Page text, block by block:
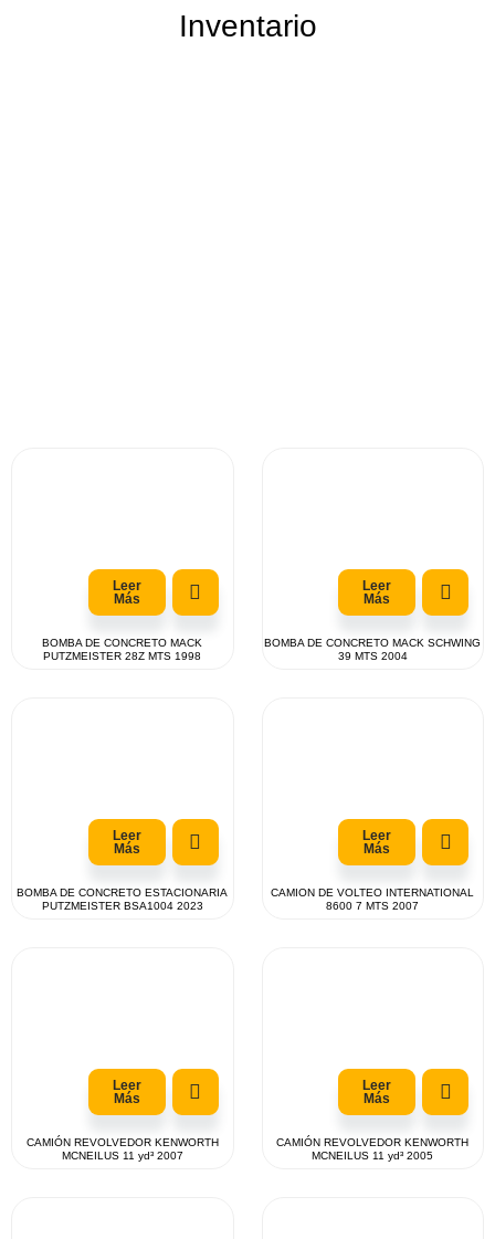
Inventario
Leer
Más
BOMBA DE CONCRETO MACK
PUTZMEISTER 28Z MTS 1998
Leer
Más
BOMBA DE CONCRETO MACK SCHWING
39 MTS 2004
Leer
Más
BOMBA DE CONCRETO ESTACIONARIA
PUTZMEISTER BSA1004 2023
Leer
Más
CAMION DE VOLTEO INTERNATIONAL
8600 7 MTS 2007
Leer
Más
CAMIÓN REVOLVEDOR KENWORTH
MCNEILUS 11 yd³ 2007
Leer
Más
CAMIÓN REVOLVEDOR KENWORTH
MCNEILUS 11 yd³ 2005